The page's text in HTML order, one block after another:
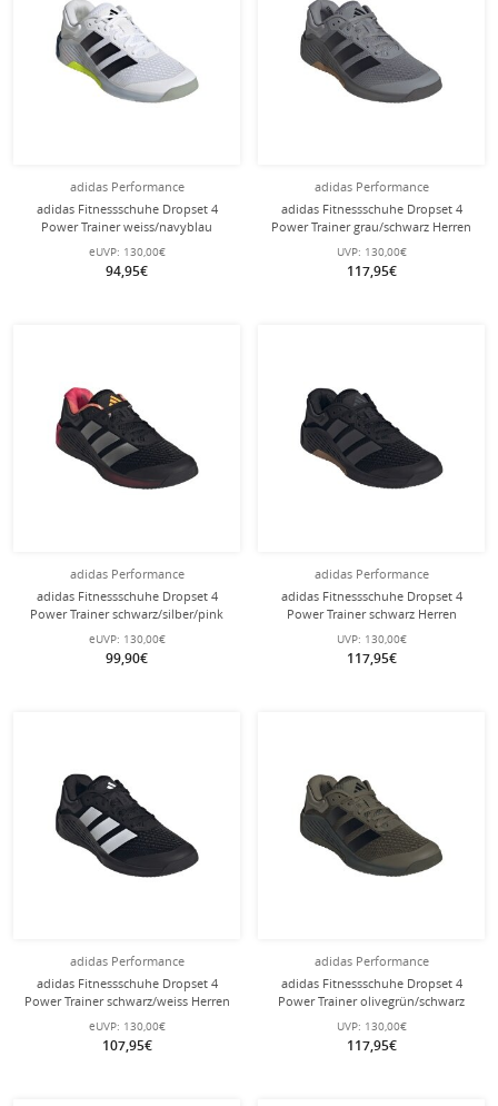
adidas Performance
adidas Fitnessschuhe Dropset 4
Power Trainer weiss/navyblau
Herren
eUVP: 130,00€
94,95€
adidas Performance
adidas Fitnessschuhe Dropset 4
Power Trainer grau/schwarz Herren
UVP: 130,00€
117,95€
adidas Performance
adidas Fitnessschuhe Dropset 4
Power Trainer schwarz/silber/pink
Herren
eUVP: 130,00€
99,90€
adidas Performance
adidas Fitnessschuhe Dropset 4
Power Trainer schwarz Herren
UVP: 130,00€
117,95€
adidas Performance
adidas Fitnessschuhe Dropset 4
Power Trainer schwarz/weiss Herren
eUVP: 130,00€
107,95€
adidas Performance
adidas Fitnessschuhe Dropset 4
Power Trainer olivegrün/schwarz
Herren
UVP: 130,00€
117,95€